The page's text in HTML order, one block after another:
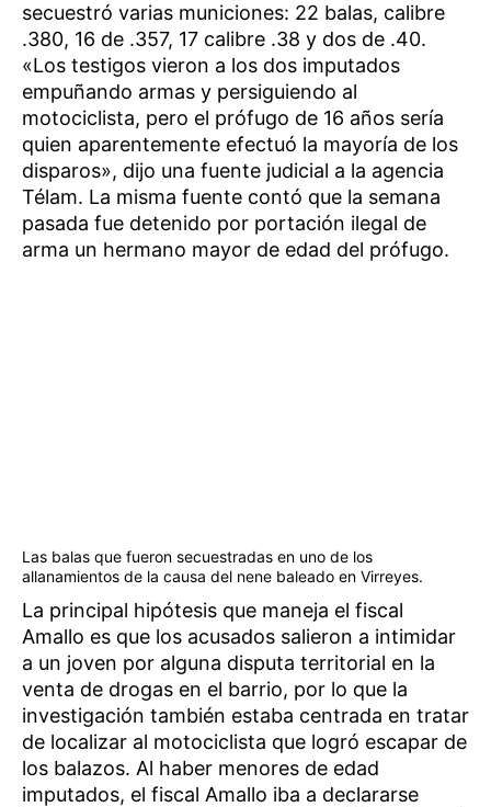
secuestró varias municiones: 22 balas, calibre
.380, 16 de .357, 17 calibre .38 y dos de .40.
«Los testigos vieron a los dos imputados
empuñando armas y persiguiendo al
motociclista, pero el prófugo de 16 años sería
quien aparentemente efectuó la mayoría de los
disparos», dijo una fuente judicial a la agencia
Télam. La misma fuente contó que la semana
pasada fue detenido por portación ilegal de
arma un hermano mayor de edad del prófugo.
Las balas que fueron secuestradas en uno de los
allanamientos de la causa del nene baleado en Virreyes.
La principal hipótesis que maneja el fiscal
Amallo es que los acusados salieron a intimidar
a un joven por alguna disputa territorial en la
venta de drogas en el barrio, por lo que la
investigación también estaba centrada en tratar
de localizar al motociclista que logró escapar de
los balazos. Al haber menores de edad
imputados, el fiscal Amallo iba a declararse